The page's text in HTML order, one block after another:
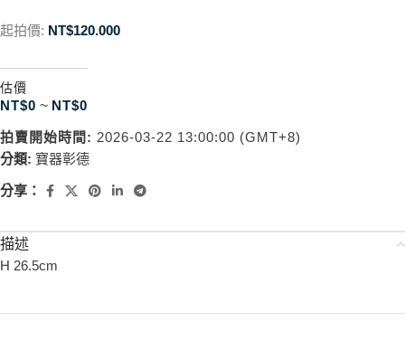
起拍價: NT$120.000
估價
NT$0 ~ NT$0
拍賣開始時間: 2026-03-22 13:00:00 (GMT+8)
分類: 寶器彰德
分享：
描述
H 26.5cm